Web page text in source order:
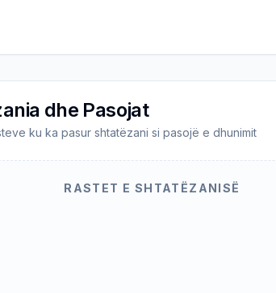
dhe Pasojat
ku ka pasur shtatëzani si pasojë e dhunimit
RASTET E SHTATËZANISË